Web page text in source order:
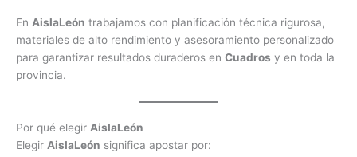
En AislaLeón trabajamos con planificación técnica rigurosa,
materiales de alto rendimiento y asesoramiento personalizado
para garantizar resultados duraderos en Cuadros y en toda la
provincia.
Por qué elegir AislaLeón
Elegir AislaLeón significa apostar por: